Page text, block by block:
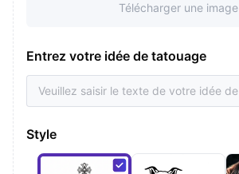
Télécharger une image
Entrez votre idée de tatouage
Style